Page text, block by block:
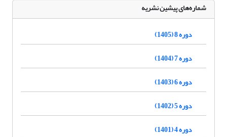
شماره‌های پیشین نشریه
دوره 8 (1405)
دوره 7 (1404)
دوره 6 (1403)
دوره 5 (1402)
دوره 4 (1401)